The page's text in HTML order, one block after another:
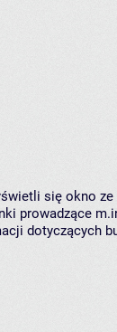
się okno ze
prowadzące
dotyczących